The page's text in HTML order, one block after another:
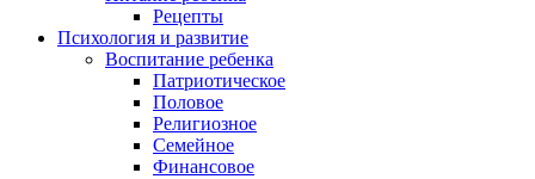
Рецепты
Психология и развитие
Воспитание ребенка
Патриотическое
Половое
Религиозное
Семейное
Финансовое